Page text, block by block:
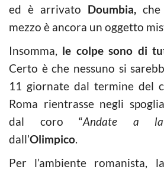
ed è arrivato Doumbia,che
mezzo è ancora un oggetto
Insomma, le colpe sono di
Certo è che nessuno si
11 giornate dal termine del
Roma rientrasse negli
dal coro “Andate a
dall’Olimpico.
Per l’ambiente romanista,